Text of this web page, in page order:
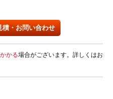
積・お問い合わせ
かる場合がございます。詳しくはお